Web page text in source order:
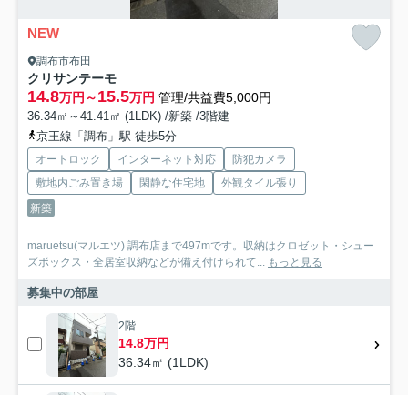
NEW
調布市布田
クリサンテーモ
14.8万円～15.5万円 管理/共益費5,000円
36.34㎡～41.41㎡ (1LDK) /新築 /3階建
京王線「調布」駅 徒歩5分
オートロック インターネット対応
防犯カメラ
敷地内ごみ置き場
閑静な住宅地
外観タイル張り
新築
maruetsu(マルエツ) 調布店まで497mです。収納はクロゼット・シュー
ズボックス・全居室収納などが備え付けられて...
もっと見る
募集中の部屋
2階
14.8万円
36.34㎡ (1LDK)